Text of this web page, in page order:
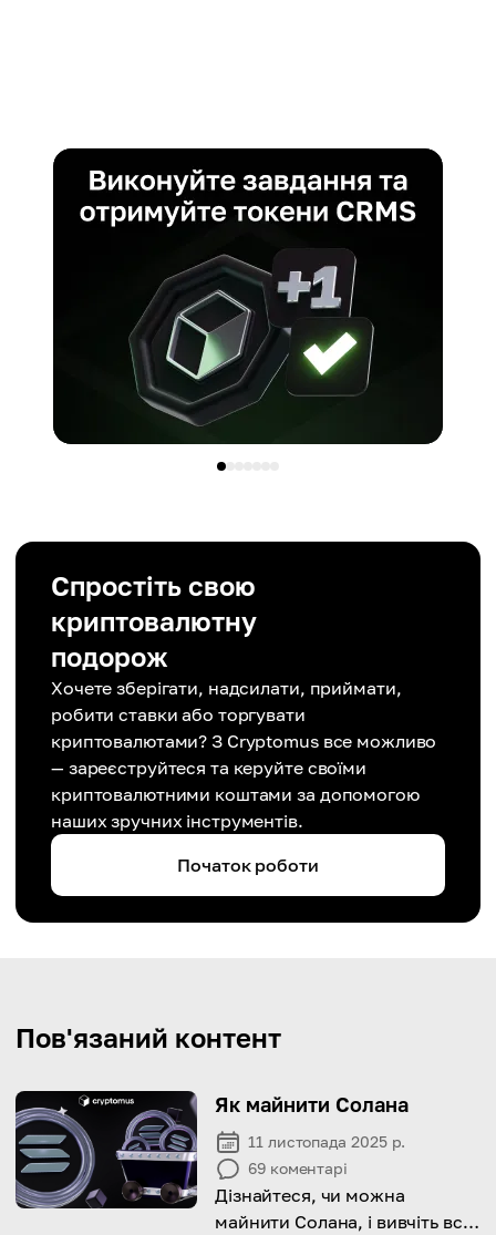
Спростіть свою
криптовалютну
подорож
Хочете зберігати, надсилати, приймати,
робити ставки або торгувати
криптовалютами? З Cryptomus все можливо
— зареєструйтеся та керуйте своїми
криптовалютними коштами за допомогою
наших зручних інструментів.
Початок роботи
Пов'язаний контент
Як майнити Солана
11 листопада 2025 р.
69 коментарі
Дізнайтеся, чи можна
майнити Солана, і вивчіть всі